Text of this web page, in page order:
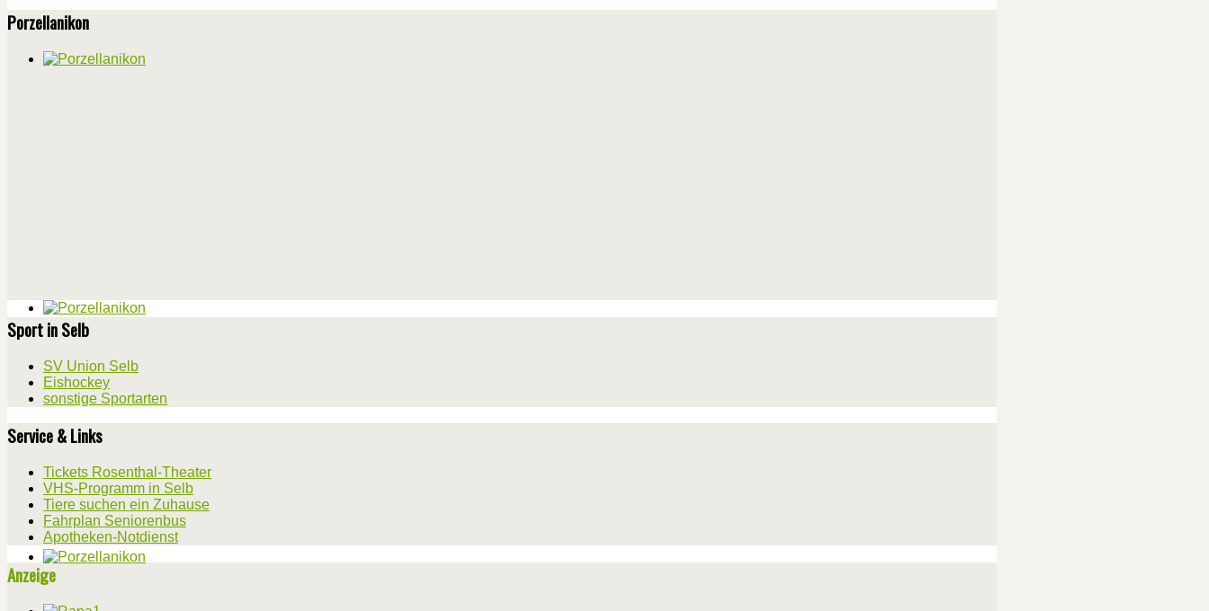
Porzellanikon
Sport in Selb
SV Union Selb
Eishockey
sonstige Sportarten
Service & Links
Tickets Rosenthal-Theater
VHS-Programm in Selb
Tiere suchen ein Zuhause
Fahrplan Seniorenbus
Apotheken-Notdienst
Anzeige